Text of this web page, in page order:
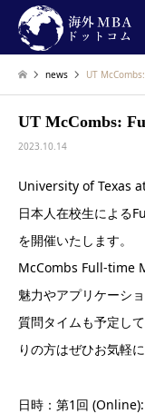
news UT
UT McCombs:
2023.10.14
University of Texas
日本人在校生による
を開催いたします。
McCombs Full-time
魅力やアプリケーシ
質問タイムも予定し
りの方はぜひお気軽
日時：第1回